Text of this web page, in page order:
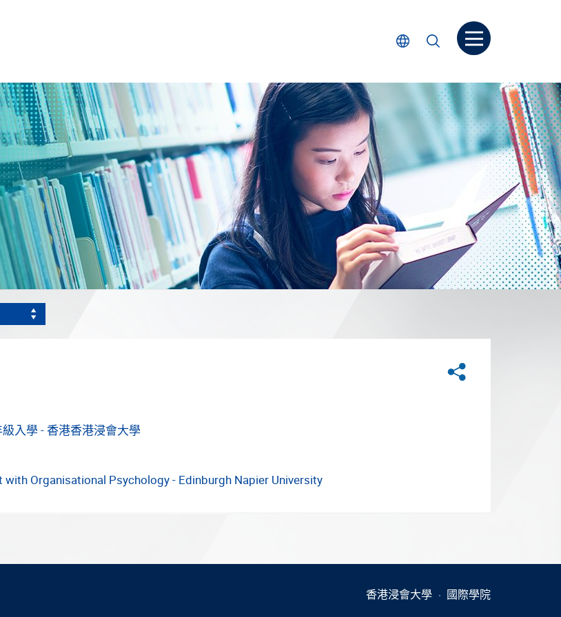
選擇語言
搜尋 打開菜单
分享
入學 - 香港香港浸會大學
Organisational Psychology - Edinburgh Napier University
香港浸會大學 國際學院